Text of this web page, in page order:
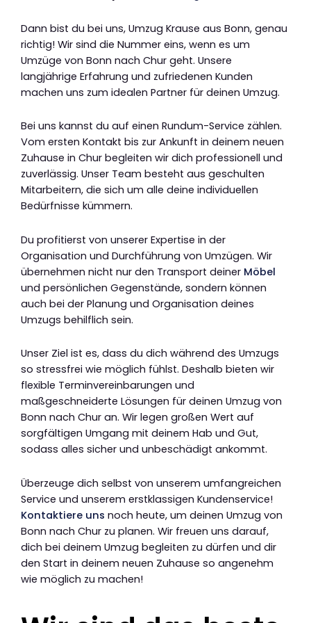
Dann bist du bei uns, Umzug Krause aus Bonn, genau
richtig! Wir sind die Nummer eins, wenn es um
Umzüge von Bonn nach Chur geht. Unsere
langjährige Erfahrung und zufriedenen Kunden
machen uns zum idealen Partner für deinen Umzug.
Bei uns kannst du auf einen Rundum-Service zählen.
Vom ersten Kontakt bis zur Ankunft in deinem neuen
Zuhause in Chur begleiten wir dich professionell und
zuverlässig. Unser Team besteht aus geschulten
Mitarbeitern, die sich um alle deine individuellen
Bedürfnisse kümmern.
Du profitierst von unserer Expertise in der
Organisation und Durchführung von Umzügen. Wir
übernehmen nicht nur den Transport deiner Möbel
und persönlichen Gegenstände, sondern können
auch bei der Planung und Organisation deines
Umzugs behilflich sein.
Unser Ziel ist es, dass du dich während des Umzugs
so stressfrei wie möglich fühlst. Deshalb bieten wir
flexible Terminvereinbarungen und
maßgeschneiderte Lösungen für deinen Umzug von
Bonn nach Chur an. Wir legen großen Wert auf
sorgfältigen Umgang mit deinem Hab und Gut,
sodass alles sicher und unbeschädigt ankommt.
Überzeuge dich selbst von unserem umfangreichen
Service und unserem erstklassigen Kundenservice!
Kontaktiere uns noch heute, um deinen Umzug von
Bonn nach Chur zu planen. Wir freuen uns darauf,
dich bei deinem Umzug begleiten zu dürfen und dir
den Start in deinem neuen Zuhause so angenehm
wie möglich zu machen!